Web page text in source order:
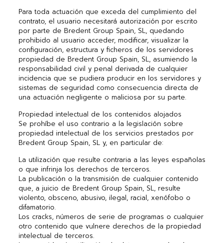
Para toda actuación que exceda del cumplimiento del
contrato, el usuario necesitará autorización por escrito
por parte de Bredent Group Spain, SL, quedando
prohibido al usuario acceder, modificar, visualizar la
configuración, estructura y ficheros de los servidores
propiedad de Bredent Group Spain, SL, asumiendo la
responsabilidad civil y penal derivada de cualquier
incidencia que se pudiera producir en los servidores y
sistemas de seguridad como consecuencia directa de
una actuación negligente o maliciosa por su parte.
Propiedad intelectual de los contenidos alojados
Se prohíbe el uso contrario a la legislación sobre
propiedad intelectual de los servicios prestados por
Bredent Group Spain, SL y, en particular de:
La utilización que resulte contraria a las leyes españolas
o que infrinja los derechos de terceros.
La publicación o la transmisión de cualquier contenido
que, a juicio de Bredent Group Spain, SL, resulte
violento, obsceno, abusivo, ilegal, racial, xenófobo o
difamatorio.
Los cracks, números de serie de programas o cualquier
otro contenido que vulnere derechos de la propiedad
intelectual de terceros.